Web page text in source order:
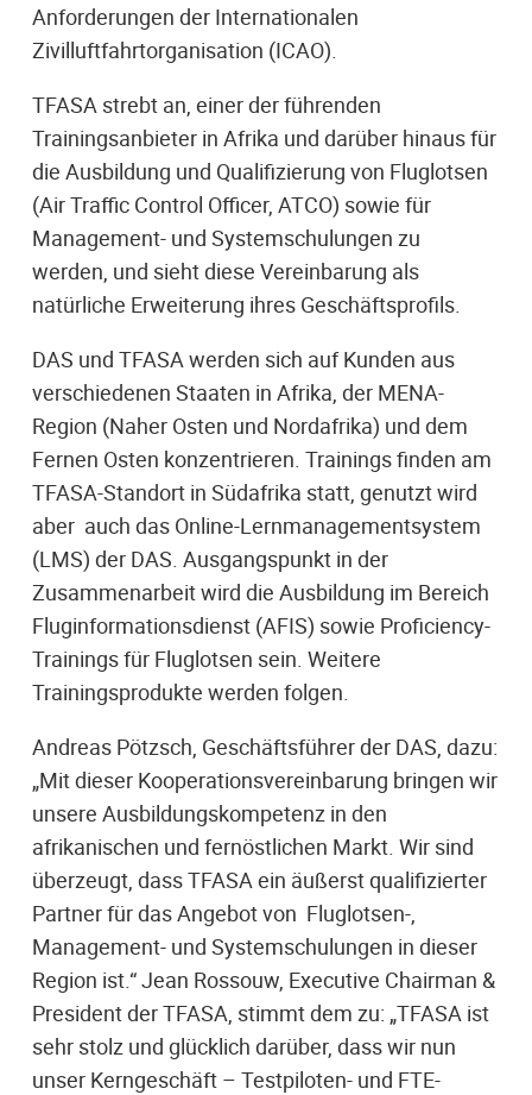
Anforderungen der Internationalen
Zivilluftfahrtorganisation (ICAO).
TFASA strebt an, einer der führenden
Trainingsanbieter in Afrika und darüber hinaus für
die Ausbildung und Qualifizierung von Fluglotsen
(Air Traffic Control Officer, ATCO) sowie für
Management- und Systemschulungen zu
werden, und sieht diese Vereinbarung als
natürliche Erweiterung ihres Geschäftsprofils.
DAS und TFASA werden sich auf Kunden aus
verschiedenen Staaten in Afrika, der MENA-
Region (Naher Osten und Nordafrika) und dem
Fernen Osten konzentrieren. Trainings finden am
TFASA-Standort in Südafrika statt, genutzt wird
aber auch das Online-Lernmanagementsystem
(LMS) der DAS. Ausgangspunkt in der
Zusammenarbeit wird die Ausbildung im Bereich
Fluginformationsdienst (AFIS) sowie Proficiency-
Trainings für Fluglotsen sein. Weitere
Trainingsprodukte werden folgen.
Andreas Pötzsch, Geschäftsführer der DAS, dazu:
„Mit dieser Kooperationsvereinbarung bringen wir
unsere Ausbildungskompetenz in den
afrikanischen und fernöstlichen Markt. Wir sind
überzeugt, dass TFASA ein äußerst qualifizierter
Partner für das Angebot von Fluglotsen-,
Management- und Systemschulungen in dieser
Region ist.“ Jean Rossouw, Executive Chairman &
President der TFASA, stimmt dem zu: „TFASA ist
sehr stolz und glücklich darüber, dass wir nun
unser Kerngeschäft – Testpiloten- und FTE-